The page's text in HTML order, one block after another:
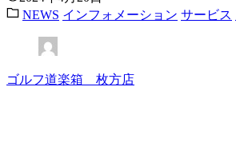
NEWS インフォメーション サービス
ゴルフ道楽箱 枚方店